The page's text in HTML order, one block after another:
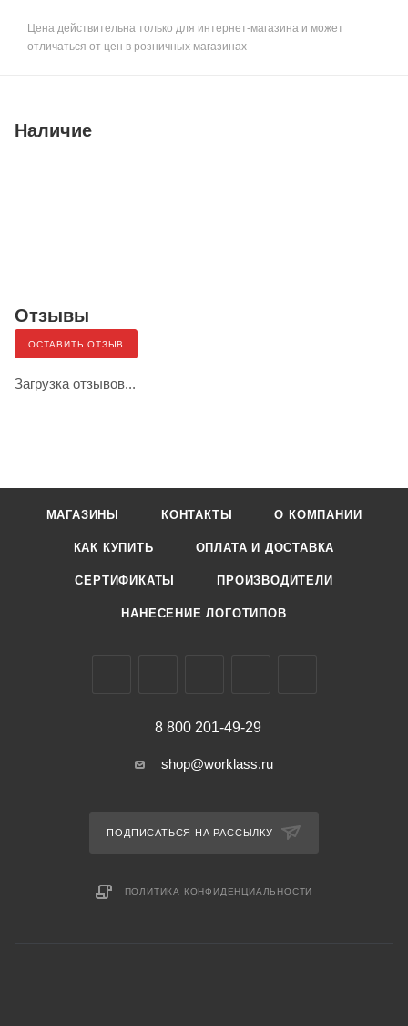
Цена действительна только для интернет-магазина и может
отличаться от цен в розничных магазинах
Наличие
Отзывы
ОСТАВИТЬ ОТЗЫВ
Загрузка отзывов...
МАГАЗИНЫ КОНТАКТЫ О КОМПАНИИ
КАК КУПИТЬ ОПЛАТА И ДОСТАВКА
СЕРТИФИКАТЫ ПРОИЗВОДИТЕЛИ
НАНЕСЕНИЕ ЛОГОТИПОВ
8 800 201-49-29
shop@worklass.ru
ПОДПИСАТЬСЯ НА РАССЫЛКУ
ПОЛИТИКА КОНФИДЕНЦИАЛЬНОСТИ